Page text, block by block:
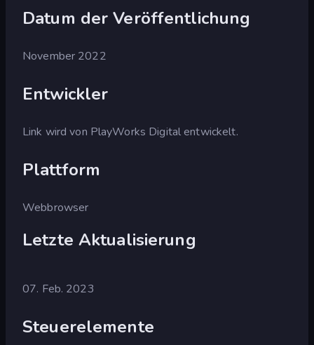
Datum der Veröffentlichung
November 2022
Entwickler
Link wird von PlayWorks Digital entwickelt.
Plattform
Webbrowser
Letzte Aktualisierung
07. Feb. 2023
Steuerelemente